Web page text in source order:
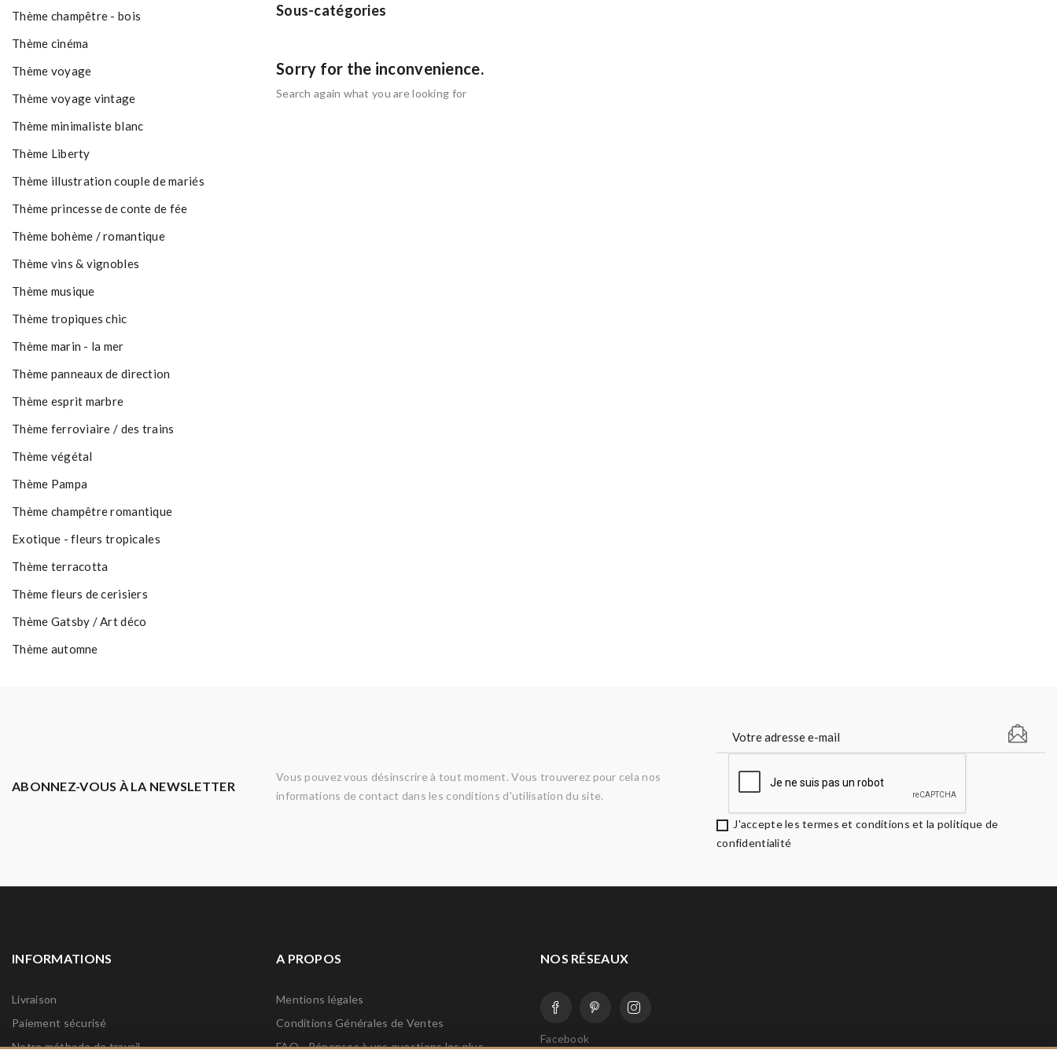
Thème champêtre - bois
Thème cinéma
Thème voyage
Thème voyage vintage
Thème minimaliste blanc
Thème Liberty
Thème illustration couple de mariés
Thème princesse de conte de fée
Thème bohème / romantique
Thème vins & vignobles
Thème musique
Thème tropiques chic
Thème marin - la mer
Thème panneaux de direction
Thème esprit marbre
Thème ferroviaire / des trains
Thème végétal
Thème Pampa
Thème champêtre romantique
Exotique - fleurs tropicales
Thème terracotta
Thème fleurs de cerisiers
Thème Gatsby / Art déco
Thème automne
Sous-catégories
Sorry for the inconvenience.
Search again what you are looking for
ABONNEZ-VOUS À LA NEWSLETTER
Vous pouvez vous désinscrire à tout moment. Vous trouverez pour cela nos
informations de contact dans les conditions d'utilisation du site.
J'accepte les termes et conditions et la politique de
confidentialité
INFORMATIONS
Livraison
Paiement sécurisé
Notre méthode de travail
A PROPOS
Mentions légales
Conditions Générales de Ventes
FAQ - Réponses à vos questions les plus
NOS RÉSEAUX
Facebook